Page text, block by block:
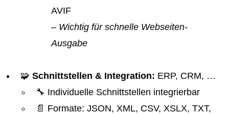
AVIF
– Wichtig für schnelle Webseiten-
Ausgabe
🧩 Schnittstellen & Integration: ERP, CRM, …
🔧 Individuelle Schnittstellen integrierbar
📄 Formate: JSON, XML, CSV, XSLX, TXT,